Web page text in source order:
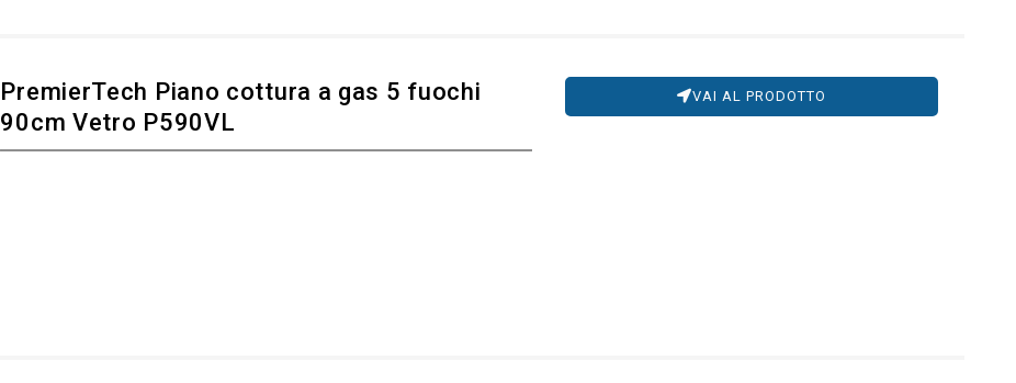
PremierTech Piano cottura a gas 5 fuochi
90cm Vetro P590VL
VAI AL PRODOTTO